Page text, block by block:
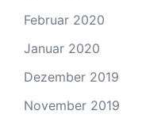
Februar 2020
Januar 2020
Dezember 2019
November 2019